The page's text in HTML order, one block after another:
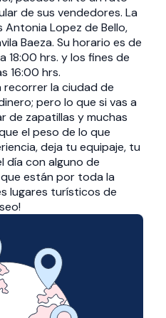
de sus vendedores. La
Lopez de Bello,
Baeza. Su horario es de
18:00 hrs. y los fines de
16:00 hrs.
la ciudad de
pero lo que si vas a
de zapatillas y muchas
el peso de lo que
deja tu equipaje, tu
día con alguno de
están por toda la
lugares turísticos de